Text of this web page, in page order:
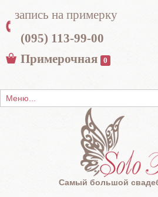
запись на примерку
(095) 113-99-00
Примерочная
0
Самый большой